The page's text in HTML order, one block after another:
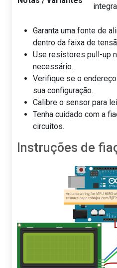
Garanta uma fonte de
dentro da faixa de
Use resistores pull-up
necessário.
Verifique se o
sua configuração.
Calibre o sensor para
Tenha cuidado com a
circuitos.
Instruções de